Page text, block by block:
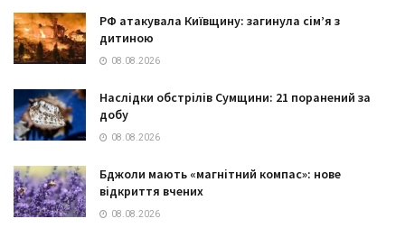
РФ атакувала Київщину: загинула сім’я з
дитиною
08.08.2026
Наслідки обстрілів Сумщини: 21 поранений за
добу
08.08.2026
Бджоли мають «магнітний компас»: нове
відкриття вчених
08.08.2026